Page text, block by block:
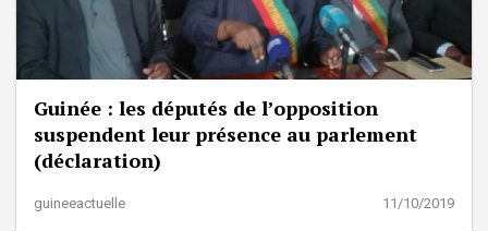
Guinée : les députés de l’opposition
suspendent leur présence au parlement
(déclaration)
guineeactuelle 11/10/2019